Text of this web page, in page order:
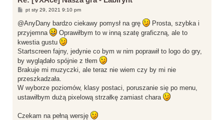
P
s
t
pt sty 29, 2021 9:10 pm
@AnyDany bardzo ciekawy pomysł na grę
Prosta, szybka i
przyjemna
Oprawiłbym to w inną szatę graficzną, ale to
kwestia gustu
Startscreen fajny, jedynie co bym w nim poprawił to logo do gry,
by wyglądało spójnie z tłem
Brakuje mi muzyczki, ale teraz nie wiem czy by mi nie
przeszkadzała.
W wyborze poziomów, klasy postaci, poruszanie się po menu,
ustawiłbym dużą pixelową strzałkę zamiast chara
Czekam na pełną wersję